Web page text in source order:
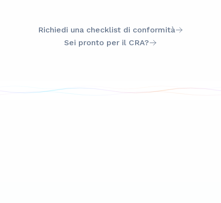
Richiedi una checklist di conformità
Sei pronto per il CRA?